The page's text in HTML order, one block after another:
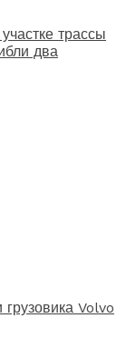
трассы
два
Volvo